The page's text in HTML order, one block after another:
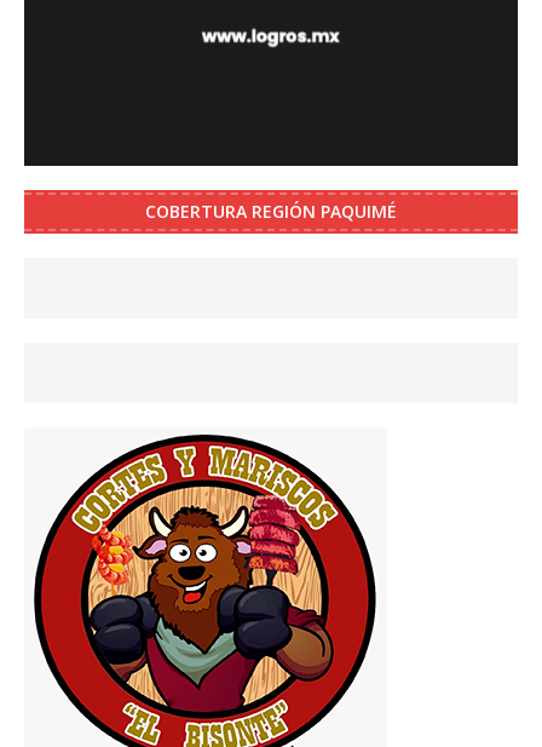
COBERTURA REGIÓN PAQUIMÉ